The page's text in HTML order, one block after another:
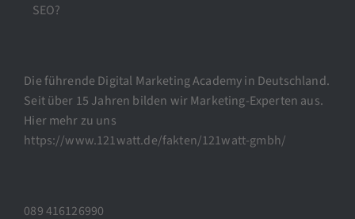
SEO?
Die führende Digital Marketing Academy in Deutschland.
Seit über 15 Jahren bilden wir Marketing-Experten aus.
Hier mehr zu uns
https://www.121watt.de/fakten/121watt-gmbh/
089 416126990